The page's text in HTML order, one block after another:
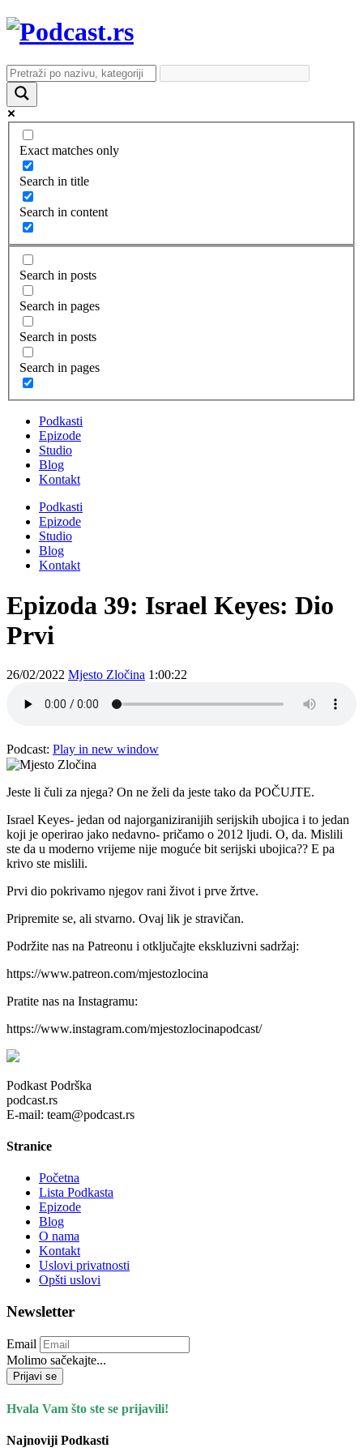
Exact matches only
Search in title
Search in content
Search in posts
Search in pages
Search in posts
Search in pages
Podkasti
Epizode
Studio
Blog
Kontakt
Podkasti
Epizode
Studio
Blog
Kontakt
Epizoda 39: Israel Keyes: Dio
Prvi
26/02/2022 Mjesto Zločina 1:00:22
Podcast: Play in new window
Jeste li čuli za njega? On ne želi da jeste tako da POČUJTE.
Israel Keyes- jedan od najorganiziranijih serijskih ubojica i to jedan
koji je operirao jako nedavno- pričamo o 2012 ljudi. O, da. Mislili
ste da u moderno vrijeme nije moguće bit serijski ubojica?? E pa
krivo ste mislili.
Prvi dio pokrivamo njegov rani život i prve žrtve.
Pripremite se, ali stvarno. Ovaj lik je stravičan.
Podržite nas na Patreonu i otključajte ekskluzivni sadržaj:
https://www.patreon.com/mjestozlocina
Pratite nas na Instagramu:
https://www.instagram.com/mjestozlocinapodcast/
Podkast Podrška
podcast.rs
E-mail: team@podcast.rs
Stranice
Početna
Lista Podkasta
Epizode
Blog
O nama
Kontakt
Uslovi privatnosti
Opšti uslovi
Newsletter
Email
Molimo sačekajte...
Prijavi se
Hvala Vam što ste se prijavili!
Najnoviji Podkasti